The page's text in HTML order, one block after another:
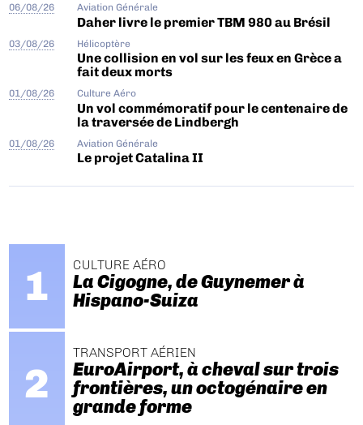
06/08/26 Aviation Générale
Daher livre le premier TBM 980 au Brésil
03/08/26 Hélicoptère
Une collision en vol sur les feux en Grèce a
fait deux morts
01/08/26 Culture Aéro
Un vol commémoratif pour le centenaire de
la traversée de Lindbergh
01/08/26 Aviation Générale
Le projet Catalina II
CULTURE AÉRO
La Cigogne, de Guynemer à
Hispano-Suiza
TRANSPORT AÉRIEN
EuroAirport, à cheval sur trois
frontières, un octogénaire en
grande forme